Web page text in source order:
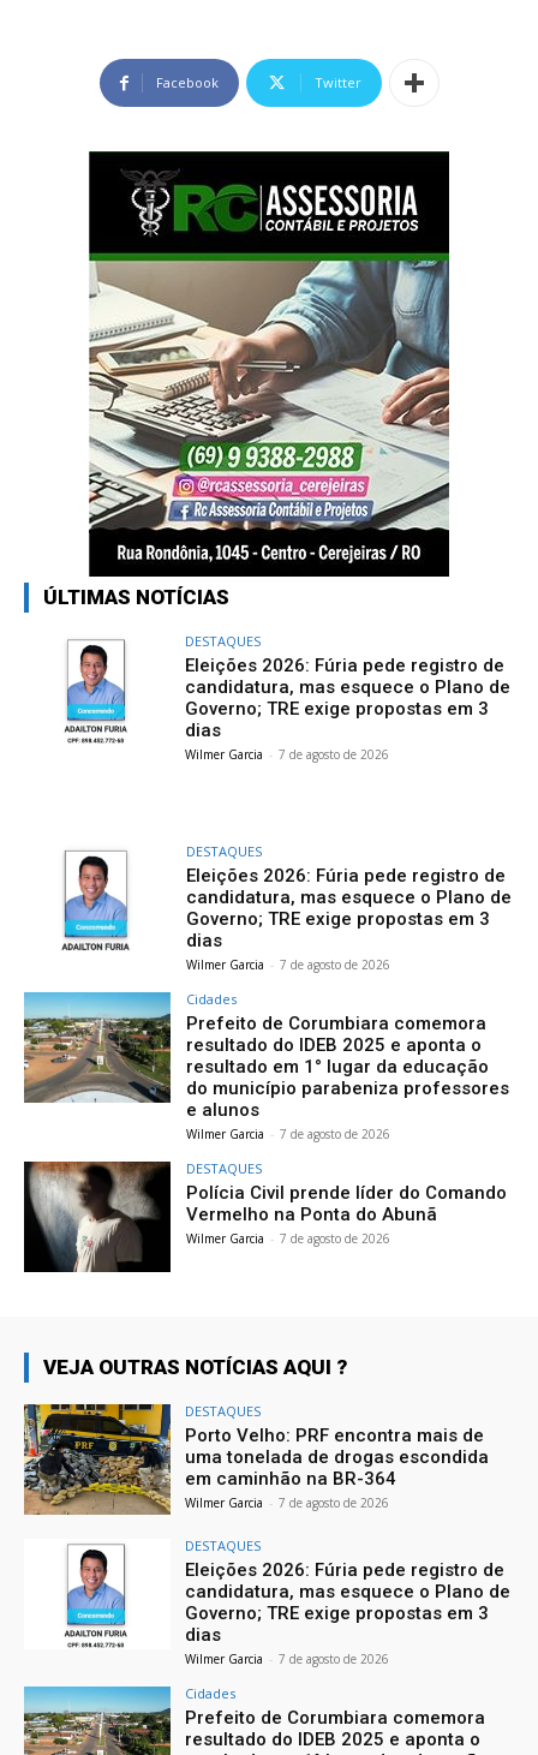
Facebook Twitter
ÚLTIMAS NOTÍCIAS
DESTAQUES
Eleições 2026: Fúria pede registro de
candidatura, mas esquece o Plano de
Governo; TRE exige propostas em 3
dias
Wilmer Garcia - 7 de agosto de 2026
DESTAQUES
Eleições 2026: Fúria pede registro de
candidatura, mas esquece o Plano de
Governo; TRE exige propostas em 3
dias
Wilmer Garcia - 7 de agosto de 2026
Cidades
Prefeito de Corumbiara comemora
resultado do IDEB 2025 e aponta o
resultado em 1° lugar da educação
do município parabeniza professores
e alunos
Wilmer Garcia - 7 de agosto de 2026
DESTAQUES
Polícia Civil prende líder do Comando
Vermelho na Ponta do Abunã
Wilmer Garcia - 7 de agosto de 2026
VEJA OUTRAS NOTÍCIAS AQUI ?
DESTAQUES
Porto Velho: PRF encontra mais de
uma tonelada de drogas escondida
em caminhão na BR-364
Wilmer Garcia - 7 de agosto de 2026
DESTAQUES
Eleições 2026: Fúria pede registro de
candidatura, mas esquece o Plano de
Governo; TRE exige propostas em 3
dias
Wilmer Garcia - 7 de agosto de 2026
Cidades
Prefeito de Corumbiara comemora
resultado do IDEB 2025 e aponta o